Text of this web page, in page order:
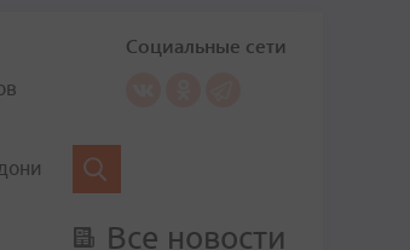
Социальные сети
Все новости